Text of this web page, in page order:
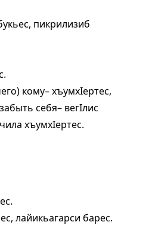
пикрилизиб
кому– хъумхIертес,
себя– вегIлис
хъумхIертес.
лайикьагарси барес.